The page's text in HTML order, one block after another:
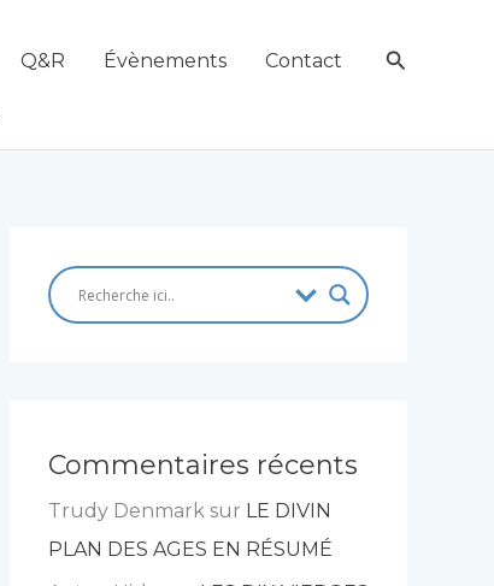
Q&R Évènements Contact
Commentaires récents
Trudy Denmark sur LE DIVIN
PLAN DES AGES EN RÉSUMÉ